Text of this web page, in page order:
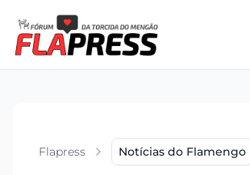
Flapress Notícias do Flamengo